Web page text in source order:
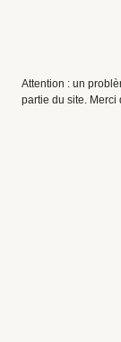
Attention : un
partie du site. Merci